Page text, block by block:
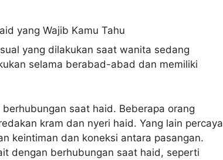
yang dilakukan saat wanita sedang
selama berabad-abad dan memiliki
saat haid. Beberapa orang
kram dan nyeri haid. Yang lain percaya
keintiman dan koneksi antara pasangan.
dengan berhubungan saat haid, seperti